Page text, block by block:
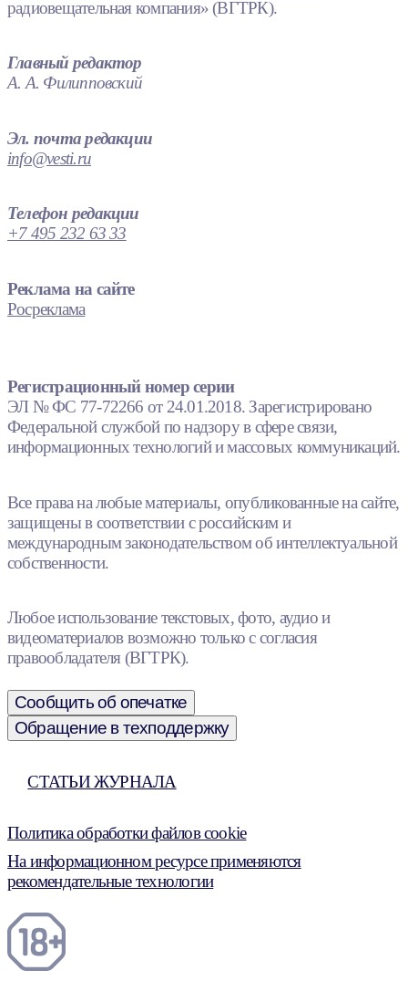
радиовещательная компания» (ВГТРК).
Главный редактор
А. А. Филипповский
Эл. почта редакции
info@vesti.ru
Телефон редакции
+7 495 232 63 33
Реклама на сайте
Росреклама
Регистрационный номер серии
ЭЛ № ФС 77-72266 от 24.01.2018. Зарегистрировано
Федеральной службой по надзору в сфере связи,
информационных технологий и массовых коммуникаций.
Все права на любые материалы, опубликованные на сайте,
защищены в соответствии с российским и
международным законодательством об интеллектуальной
собственности.
Любое использование текстовых, фото, аудио и
видеоматериалов возможно только с согласия
правообладателя (ВГТРК).
Сообщить об опечатке
Обращение в техподдержку
СТАТЬИ ЖУРНАЛА
Политика обработки файлов cookie
На информационном ресурсе применяются
рекомендательные технологии